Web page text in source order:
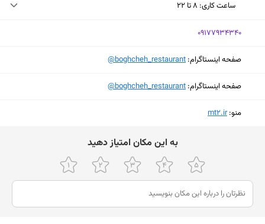
ساعت کاری: ۸ تا ۲۲
شنبه (امروز)
‎09177934340
صفحه اینستاگرام: ‎@boghcheh_restaurant
صفحه اینستاگرام: ‎@boghcheh_restaurant
منو:‎mt2.ir
ﺑﻪ اﯾﻦ ﻣﮑﺎن اﻣﺘﯿﺎز دﻫﯿﺪ